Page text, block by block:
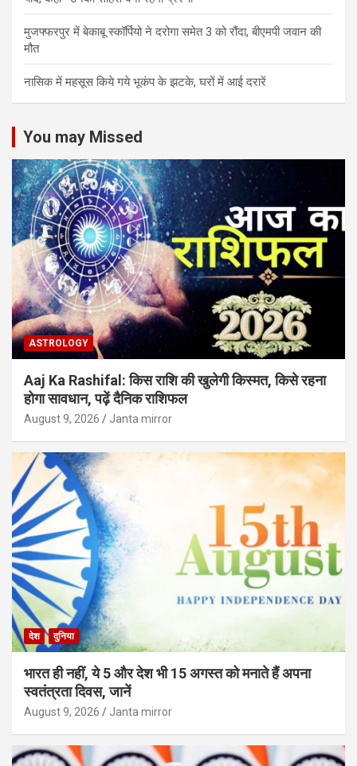
मुजफ्फरपुर में बेकाबू स्कॉर्पियो ने दरोगा समेत 3 को रौंदा, बीएमपी जवान की
मौत
नासिक में महसूस किये गये भूकंप के झटके, घरों में आई दरारें
You may Missed
ASTROLOGY
Aaj Ka Rashifal: किस राशि की खुलेगी किस्मत, किसे रहना
होगा सावधान, पढ़ें दैनिक राशिफल
August 9, 2026 Janta mirror
देश दुनिया
भारत ही नहीं, ये 5 और देश भी 15 अगस्त को मनाते हैं अपना
स्वतंत्रता दिवस, जानें
August 9, 2026 Janta mirror